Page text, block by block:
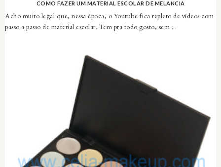
COMO FAZER UM MATERIAL ESCOLAR DE MELANCIA
Acho muito legal que, nessa época, o Youtube fica repleto de vídeos com
passo a passo de material escolar. Tem pra todo gosto, sem ...